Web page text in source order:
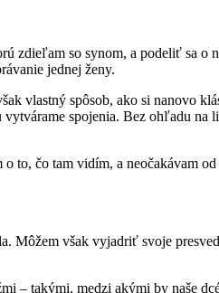
zdieľam so synom, a podeliť sa o
jednej ženy.
vlastný spôsob, ako si nanovo
spojenia. Bez ohľadu na
to, čo tam vidím, a neočakávam
Môžem však vyjadriť svoje
– takými, medzi akými by naše